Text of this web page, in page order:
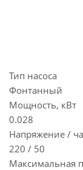
Тип насоса
Фонтанный
Мощность, кВт
0.028
Напряжение /
220 / 50
Максимальная